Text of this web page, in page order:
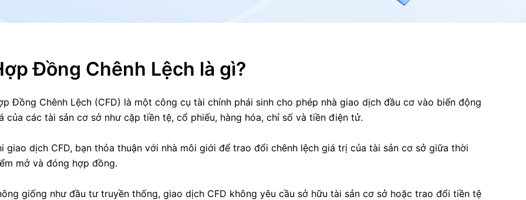
Đồng Chênh Lệch là gì?
Đồng Chênh Lệch (CFD) là một công cụ tài chính phái sinh cho phép nhà giao dịch đầu cơ vào biến động
của các tài sản cơ sở như cặp tiền tệ, cổ phiếu, hàng hóa, chỉ số và tiền điện tử.
giao dịch CFD, bạn thỏa thuận với nhà môi giới để trao đổi chênh lệch giá trị của tài sản cơ sở giữa thời
mở và đóng hợp đồng.
giống như đầu tư truyền thống, giao dịch CFD không yêu cầu sở hữu tài sản cơ sở hoặc trao đổi tiền tệ